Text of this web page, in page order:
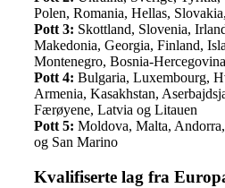
Polen, Romania, Hellas,
Pott 3: Skottland, Slovenia,
Makedonia, Georgia, Finland,
Montenegro, Bosnia-
Pott 4: Bulgaria, Luxembourg,
Armenia, Kasakhstan,
Færøyene, Latvia og Litauen
Pott 5: Moldova, Malta,
og San Marino
Kvalifiserte lag fra